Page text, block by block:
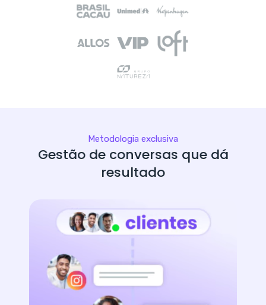
Metodologia exclusiva
Gestão de conversas que dá
resultado